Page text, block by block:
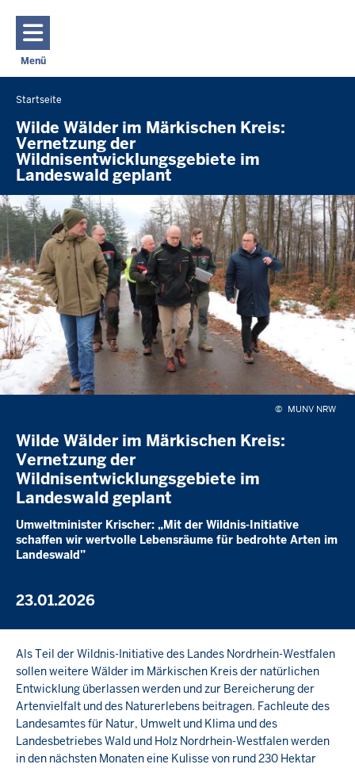
Menü
Navigation aktivieren/deaktivieren: Hauptmenü
Sie
befinden
sich
hier
Startseite
Wilde Wälder im Märkischen Kreis:
Vernetzung der
Wildnisentwicklungsgebiete im
Landeswald geplant
© MUNV NRW
Wilde Wälder im Märkischen Kreis:
Vernetzung der
Wildnisentwicklungsgebiete im
Landeswald geplant
Umweltminister Krischer: „Mit der Wildnis-Initiative
schaffen wir wertvolle Lebensräume für bedrohte Arten im
Landeswald”
23.01.2026
Als Teil der Wildnis-Initiative des Landes Nordrhein-Westfalen
sollen weitere Wälder im Märkischen Kreis der natürlichen
Entwicklung überlassen werden und zur Bereicherung der
Artenvielfalt und des Naturerlebens beitragen. Fachleute des
Landesamtes für Natur, Umwelt und Klima und des
Landesbetriebes Wald und Holz Nordrhein-Westfalen werden
in den nächsten Monaten eine Kulisse von rund 230 Hektar